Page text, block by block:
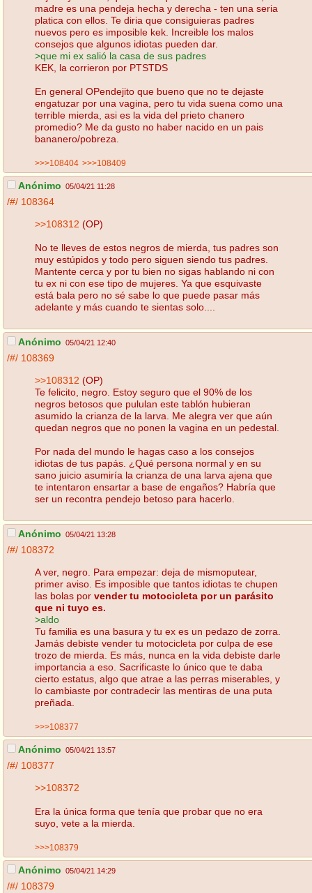
madre es una pendeja hecha y derecha - ten una seria
platica con ellos. Te diria que consiguieras padres
nuevos pero es imposible kek. Increible los malos
consejos que algunos idiotas pueden dar.
>que mi ex salió la casa de sus padres
KEK, la corrieron por PTSTDS
En general OPendejito que bueno que no te dejaste
engatuzar por una vagina, pero tu vida suena como una
terrible mierda, asi es la vida del prieto chanero
promedio? Me da gusto no haber nacido en un pais
bananero/pobreza.
>>>108404 >>>108409
Anónimo 05/04/21 11:28
/#/ 108364
>>108312 (OP)
No te lleves de estos negros de mierda, tus padres son
muy estúpidos y todo pero siguen siendo tus padres.
Mantente cerca y por tu bien no sigas hablando ni con
tu ex ni con ese tipo de mujeres. Ya que esquivaste
está bala pero no sé sabe lo que puede pasar más
adelante y más cuando te sientas solo....
Anónimo 05/04/21 12:40
/#/ 108369
>>108312 (OP)
Te felicito, negro. Estoy seguro que el 90% de los
negros betosos que pululan este tablón hubieran
asumido la crianza de la larva. Me alegra ver que aún
quedan negros que no ponen la vagina en un pedestal.
Por nada del mundo le hagas caso a los consejos
idiotas de tus papás. ¿Qué persona normal y en su
sano juicio asumiría la crianza de una larva ajena que
te intentaron ensartar a base de engaños? Habría que
ser un recontra pendejo betoso para hacerlo.
Anónimo 05/04/21 13:28
/#/ 108372
A ver, negro. Para empezar: deja de mismoputear,
primer aviso. Es imposible que tantos idiotas te chupen
las bolas por vender tu motocicleta por un parásito
que ni tuyo es.
>aldo
Tu familia es una basura y tu ex es un pedazo de zorra.
Jamás debiste vender tu motocicleta por culpa de ese
trozo de mierda. Es más, nunca en la vida debiste darle
importancia a eso. Sacrificaste lo único que te daba
cierto estatus, algo que atrae a las perras miserables, y
lo cambiaste por contradecir las mentiras de una puta
preñada.
>>>108377
Anónimo 05/04/21 13:57
/#/ 108377
>>108372
Era la única forma que tenía que probar que no era
suyo, vete a la mierda.
>>>108379
Anónimo 05/04/21 14:29
/#/ 108379